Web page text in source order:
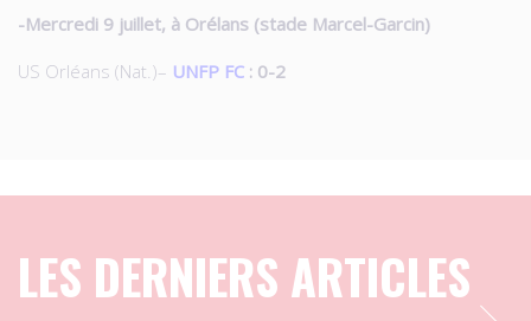
-Mercredi 9 juillet, à Orélans (stade Marcel-Garcin)
US Orléans (Nat.)– UNFP FC : 0-2
LES DERNIERS ARTICLES